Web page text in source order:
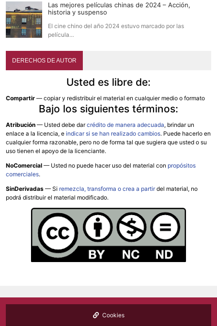
Las mejores películas chinas de 2024 – Acción,
historia y suspenso
El cine chino del año 2024 estuvo marcado por las
película…
DERECHOS DE AUTOR
Usted es libre de:
Compartir — copiar y redistribuir el material en cualquier medio o formato
Bajo los siguientes términos:
Atribución — Usted debe darcrédito de manera adecuada, brindar un
enlace a la licencia, e indicar si se han realizado cambios. Puede hacerlo en
cualquier forma razonable, pero no de forma tal que sugiera que usted o su
uso tienen el apoyo de la licenciante.
NoComercial — Usted no puede hacer uso del material con propósitos
comerciales.
SinDerivadas — Si remezcla, transforma o crea a partirdel material, no
podrá distribuir el material modificado.
Cookies